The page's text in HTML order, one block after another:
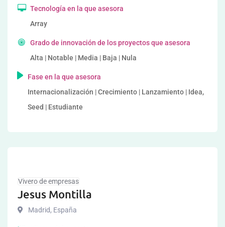
Tecnología en la que asesora
Array
Grado de innovación de los proyectos que asesora
Alta | Notable | Media | Baja | Nula
Fase en la que asesora
Internacionalización | Crecimiento | Lanzamiento | Idea,
Seed | Estudiante
Vivero de empresas
Jesus Montilla
Madrid, España